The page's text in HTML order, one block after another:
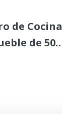
de Cocina
de 50